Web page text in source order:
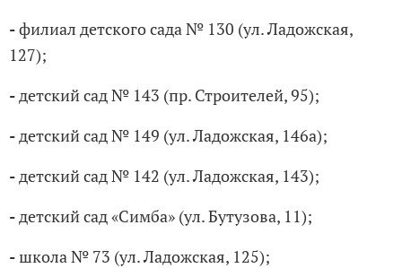
-филиал детского сада № 130 (ул. Ладожская,
127);
- детский сад № 143 (пр. Строителей, 95);
- детский сад № 149 (ул. Ладожская, 146а);
- детский сад № 142 (ул. Ладожская, 143);
- детский сад «Симба» (ул. Бутузова, 11);
-школа № 73 (ул. Ладожская, 125);